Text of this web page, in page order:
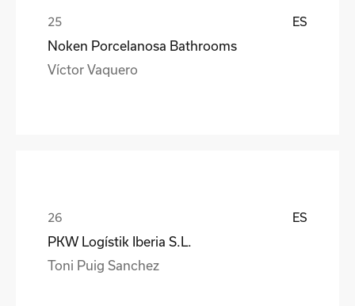
ES
Noken Porcelanosa Bathrooms
Víctor Vaquero
ES
PKW Logístik Iberia S.L.
Toni Puig Sanchez